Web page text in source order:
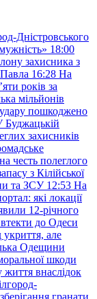
Дністровського
18:00
захисника з
16:28 На
років за
мільйонів
пошкоджено
Буджацькій
захисників
честь полеглого
з Кілійської
та ЗСУ 12:53 На
які локації
12-річного
до Одеси
укриття, але
Одещини
шкоди
життя внаслідок
гранати